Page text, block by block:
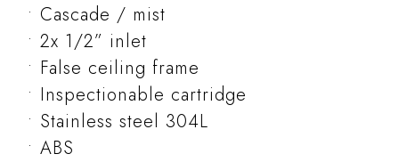
Cascade / mist
2x 1/2” inlet
False ceiling frame
Inspectionable cartridge
Stainless steel 304L
ABS